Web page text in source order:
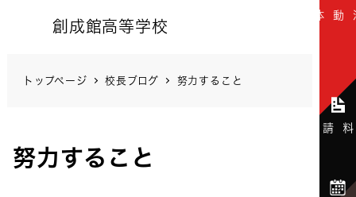
創成館高等学校
トップページ 校長ブログ 努力すること
努力すること